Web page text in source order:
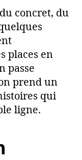
concret, du
places en
passe
prend un
qui
ligne.